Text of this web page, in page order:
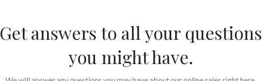
Get answers to all your questions
you might have.